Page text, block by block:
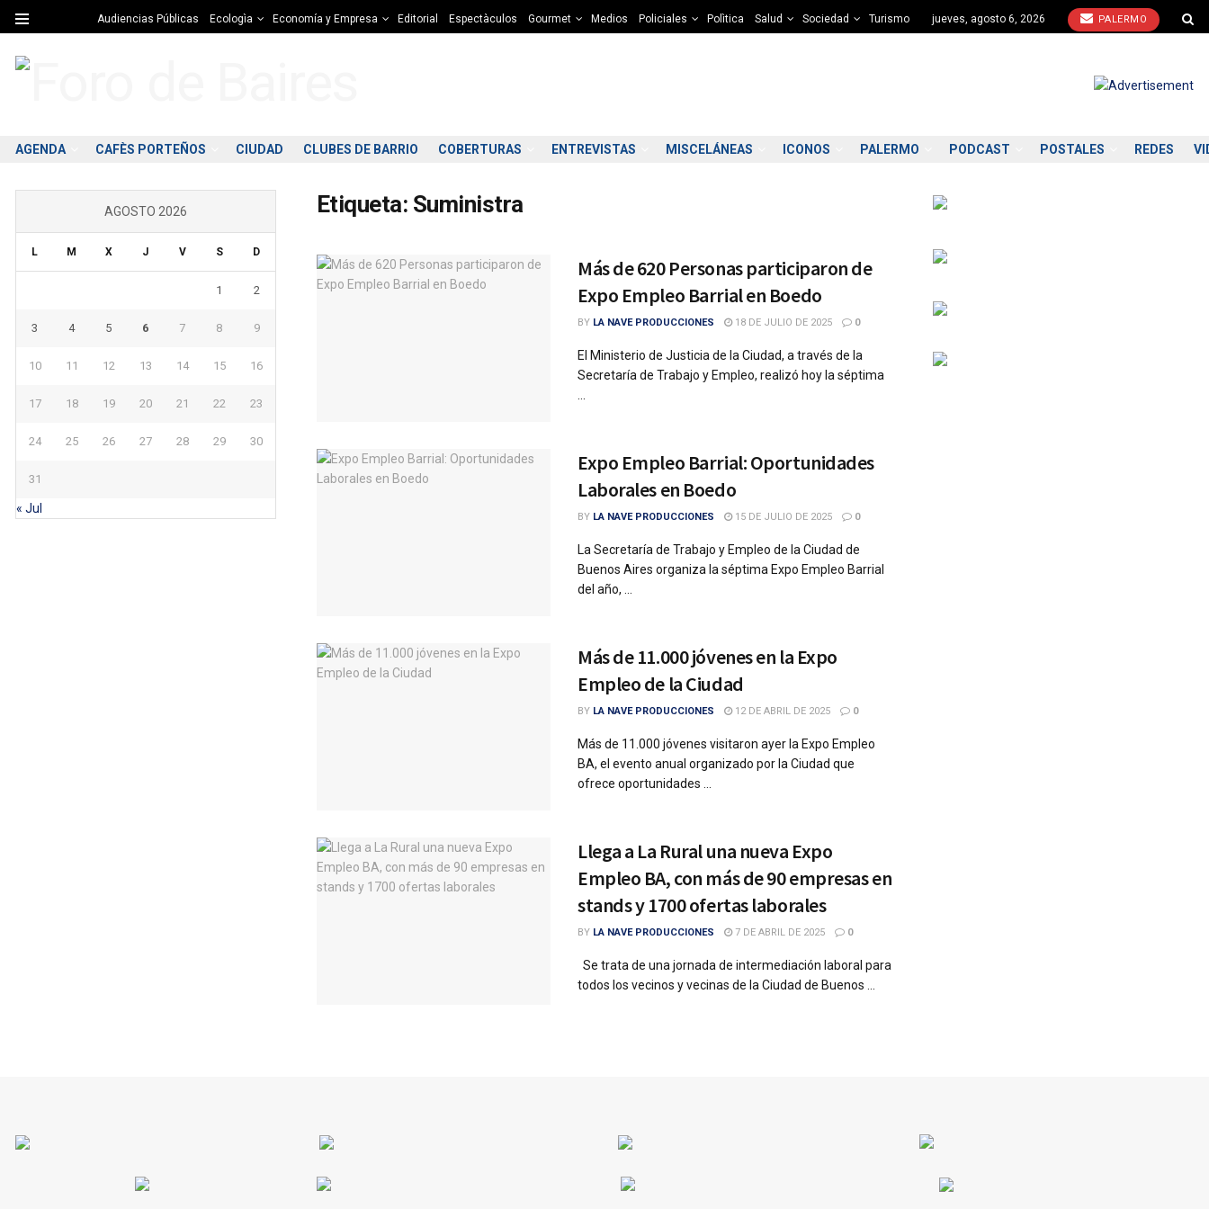
Audiencias Públicas Ecologìa Economía y Empresa Editorial Espectàculos Gourmet Medios Policiales Polìtica Salud Sociedad Turismo jueves, agosto 6, 2026 PALERMO
AGENDA CAFÈS PORTEÑOS CIUDAD CLUBES DE BARRIO COBERTURAS ENTREVISTAS MISCELÁNEAS ICONOS PALERMO PODCAST POSTALES REDES
Etiqueta: Suministra
Más de 620 Personas participaron de
Expo Empleo Barrial en Boedo
BY LA NAVE PRODUCCIONES 18 DE JULIO DE 2025 0
El Ministerio de Justicia de la Ciudad, a través de la
Secretaría de Trabajo y Empleo, realizó hoy la séptima
Expo Empleo Barrial: Oportunidades
Laborales en Boedo
BY LA NAVE PRODUCCIONES 15 DE JULIO DE 2025 0
La Secretaría de Trabajo y Empleo de la Ciudad de
Buenos Aires organiza la séptima Expo Empleo Barrial
del año, ...
Más de 11.000 jóvenes en la Expo
Empleo de la Ciudad
BY LA NAVE PRODUCCIONES 12 DE ABRIL DE 2025 0
Más de 11.000 jóvenes visitaron ayer la Expo Empleo
BA, el evento anual organizado por la Ciudad que
ofrece oportunidades ...
Llega a La Rural una nueva Expo
Empleo BA, con más de 90 empresas en
stands y 1700 ofertas laborales
BY LA NAVE PRODUCCIONES 7 DE ABRIL DE 2025 0
Se trata de una jornada de intermediación laboral para
todos los vecinos y vecinas de la Ciudad de Buenos ...
AGOSTO 2026
L M X J V S D
1 2
3 4 5 6 7 8 9
10 11 12 13 14 15 16
17 18 19 20 21 22 23
24 25 26 27 28 29 30
31
« Jul